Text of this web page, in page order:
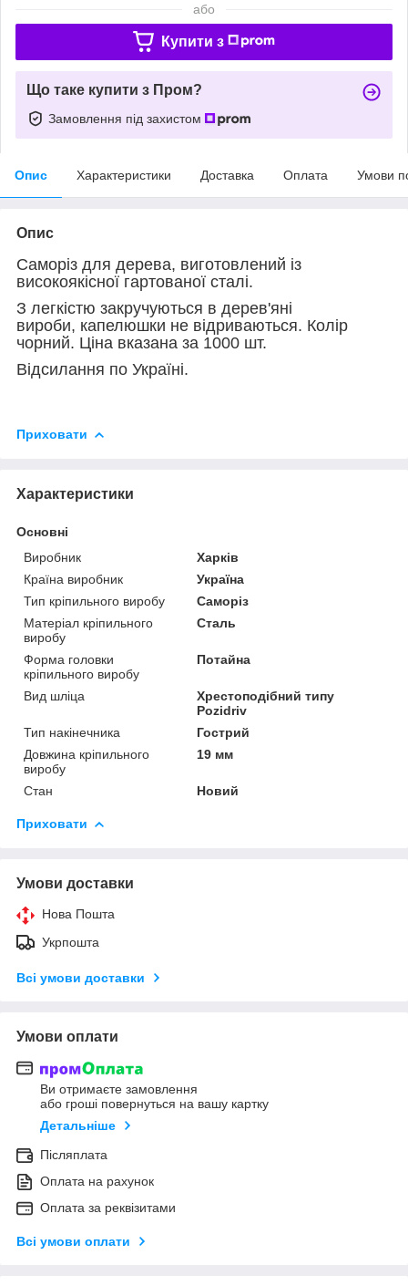
або
Купити з
Що таке купити з Пром?
Замовлення під захистом
Опис Характеристики Доставка Оплата Умови
Опис
Саморіз для дерева, виготовлений із
високоякісної гартованої сталі.
З легкістю закручуються в дерев'яні
вироби, капелюшки не відриваються. Колір
чорний. Ціна вказана за 1000 шт.
Відсилання по Україні.
Приховати
Характеристики
Основні
Виробник
Харків
Країна виробник
Україна
Тип кріпильного виробу
Саморіз
Матеріал кріпильного
виробу
Сталь
Форма головки
кріпильного виробу
Потайна
Вид шліца
Хрестоподібний типу
Pozidriv
Тип накінечника
Гострий
Довжина кріпильного
виробу
19 мм
Стан Новий
Приховати
Умови доставки
Нова Пошта
Укрпошта
Всі умови доставки
Умови оплати
Ви отримаєте замовлення
або гроші повернуться на вашу картку
Детальніше
Післяплата
Оплата на рахунок
Оплата за реквізитами
Всі умови оплати